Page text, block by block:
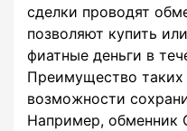
сделки проводят
позволяют купить
фиатные деньги в
Преимущество
возможности
Например, обменник